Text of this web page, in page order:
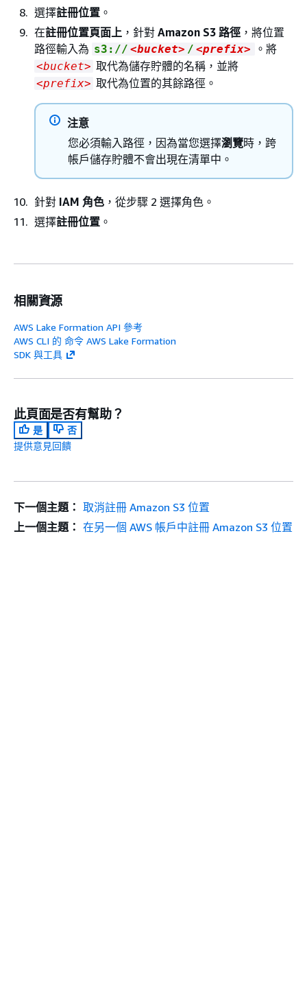
選擇註冊位置 。
在註冊位置頁面上 ，針對 Amazon S3 路徑 ，將位置
路徑輸入為 s3:// <bucket> / <prefix> 。將
<bucket> 取代為儲存貯體的名稱，並將
<prefix> 取代為位置的其餘路徑。
注意
您必須輸入路徑，因為當您選擇瀏覽時，跨
帳戶儲存貯體不會出現在清單中。
針對 IAM 角色 ，從步驟 2 選擇角色。
選擇註冊位置 。
相關資源
AWS Lake Formation API 參考
AWS CLI 的 命令 AWS Lake Formation
SDK 與工具
此頁面是否有幫助？
是
否
提供意見回饋
下一個主題： 取消註冊 Amazon S3 位置
上一個主題： 在另一個 AWS 帳戶中註冊 Amazon S3 位置